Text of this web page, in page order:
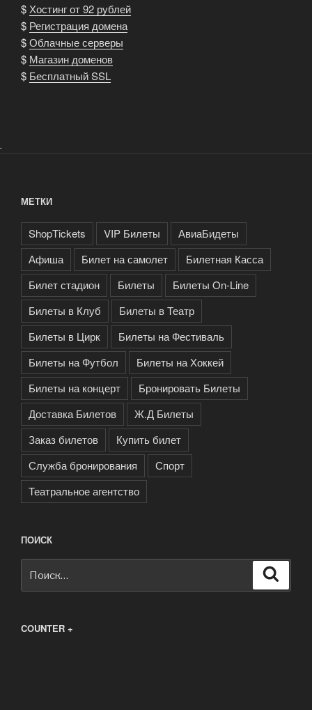
$ Хостинг от 92 рублей
$ Регистрация домена
$Облачные серверы
$ Магазин доменов
$ Бесплатный SSL
.
МЕТКИ
ShopTickets VIP Билеты
АвиаБидеты
Афиша
Билет на самолет
Билетная Касса
Билет стадион
Билеты
Билеты On-Line
Билеты в Клуб
Билеты в Театр
Билеты в Цирк
Билеты на Фестиваль
Билеты на Футбол
Билеты на Хоккей
Билеты на концерт
Бронировать Билеты
Доставка Билетов
Ж.Д Билеты
Заказ билетов
Купить билет
Служба бронирования
Спорт
Театральное агентство
ПОИСК
COUNTER +